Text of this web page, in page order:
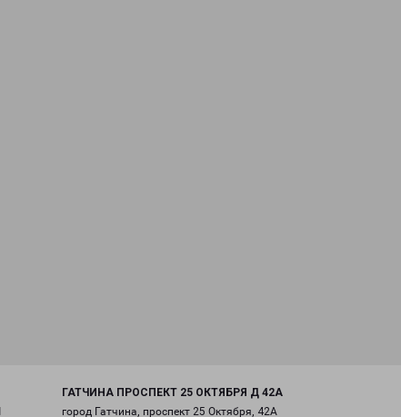
ГАТЧИНА ПРОСПЕКТ 25 ОКТЯБРЯ Д 42А
город Гатчина, проспект 25 Октября, 42А